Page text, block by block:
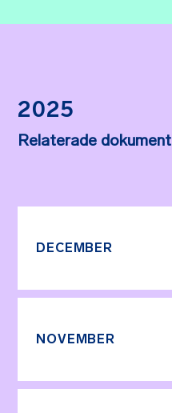
2025
Relaterade dokument
DECEMBER
NOVEMBER